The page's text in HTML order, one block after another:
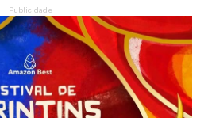
Publicidade